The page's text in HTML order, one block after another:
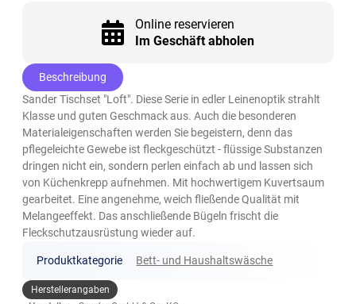
Online reservieren
Im Geschäft abholen
Beschreibung
Sander Tischset "Loft". Diese Serie in edler Leinenoptik strahlt
Klasse und guten Geschmack aus. Auch die besonderen
Materialeigenschaften werden Sie begeistern, denn das
pflegeleichte Gewebe ist fleckgeschützt - flüssige Substanzen
dringen nicht ein, sondern perlen einfach ab und lassen sich
von Küchenkrepp aufnehmen. Mit hochwertigem Kuvertsaum
gearbeitet. Eine angenehme, weich fließende Qualität mit
Melangeeffekt. Das anschließende Bügeln frischt die
Fleckschutzausrüstung wieder auf.
Produktkategorie Bett- und Haushaltswäsche
Herstellerangaben